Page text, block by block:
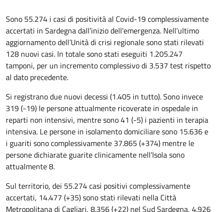
Sono 55.274 i casi di positività al Covid-19 complessivamente
accertati in Sardegna dall’inizio dell'emergenza. Nell’ultimo
aggiornamento dell’Unità di crisi regionale sono stati rilevati
128 nuovi casi. In totale sono stati eseguiti 1.205.247
tamponi, per un incremento complessivo di 3.537 test rispetto
al dato precedente.
Si registrano due nuovi decessi (1.405 in tutto). Sono invece
319 (-19) le persone attualmente ricoverate in ospedale in
reparti non intensivi, mentre sono 41 (-5) i pazienti in terapia
intensiva. Le persone in isolamento domiciliare sono 15.636 e
i guariti sono complessivamente 37.865 (+374) mentre le
persone dichiarate guarite clinicamente nell’Isola sono
attualmente 8.
Sul territorio, dei 55.274 casi positivi complessivamente
accertati, 14.477 (+35) sono stati rilevati nella Città
Metropolitana di Cagliari, 8.356 (+22) nel Sud Sardegna, 4.926